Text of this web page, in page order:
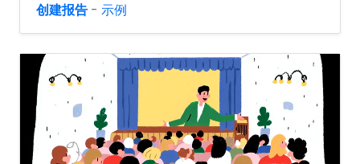
创建报告 - 示例